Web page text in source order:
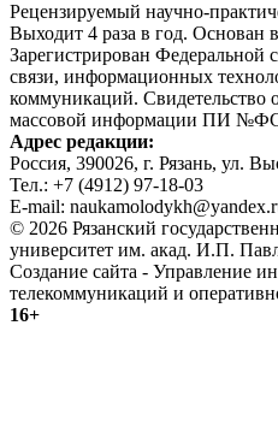
Рецензируемый научно-
Выходит 4 раза в год. Основан
Зарегистрирован Федеральной
связи, информационных
коммуникаций. Свидетельство
массовой информации ПИ
Адрес редакции:
Россия, 390026, г. Рязань, ул.
Тел.: +7 (4912) 97-18-03
E-mail:
© 2026 Рязанский
университет им. акад. И.П.
Создание сайта - Управление
телекоммуникаций и
16+